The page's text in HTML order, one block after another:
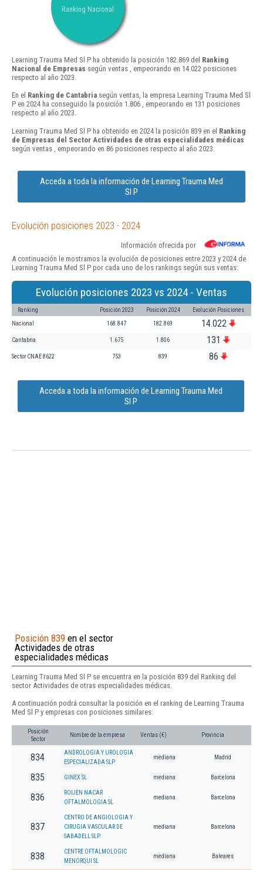
Ranking Nacional
Learning Trauma Med Sl P ha obtenido la posición 182.869 del Ranking
Nacional de Empresas según ventas , empeorando en 14.022 posiciones
respecto al año 2023.
En el Ranking de Cantabria según ventas, la empresa Learning Trauma Med Sl
P en 2024 ha conseguido la posición 1.806 , empeorando en 131 posiciones
respecto al año 2023.
Learning Trauma Med Sl P ha obtenido en 2024 la posición 839 en el Ranking
de Empresas del Sector Actividades de otras especialidades médicas
según ventas , empeorando en 86 posiciones respecto al año 2023.
Acceda a toda la información de Learning Trauma Med
Sl P
Evolución posiciones 2023 - 2024
Información ofrecida por
A continuación le mostramos la evolución de posiciones entre 2023 y 2024 de
Learning Trauma Med Sl P por cada uno de los rankings según sus ventas:
Evolución posiciones 2023 vs 2024 - Ventas
Ranking Posición 2023 Posición 2024 Evolución Posiciones
Nacional 168.847 182.869 14.022
Cantabria 1.675 1.806 131
Sector CNAE 8622 753 839 86
Acceda a toda la información de Learning Trauma Med
Sl P
Posición 839 en el sector
Actividades de otras
especialidades médicas
Learning Trauma Med Sl P se encuentra en la posición 839 del Ranking del
sector Actividades de otras especialidades médicas.
A continuación podrá consultar la posición en el ranking de Learning Trauma
Med Sl P y empresas con posiciones similares:
Posición
Sector
Nombre de la empresa Ventas (€) Provincia
834
ANDROLOGIA Y UROLOGIA
ESPECIALIZADA SLP.
mediana Madrid
835 GINEX SL mediana Barcelona
836
ROIJEN NACAR
OFTALMOLOGIA SL
mediana Barcelona
837
CENTRO DE ANGIOLOGIA Y
CIRUGIA VASCULAR DE
SABADELL SLP
mediana Barcelona
838
CENTRE OFTALMOLOGIC
MENORQUI SL
mediana Baleares